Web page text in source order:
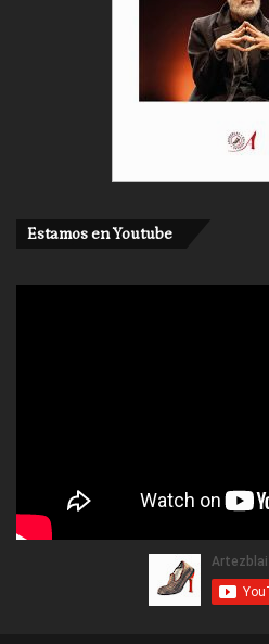
Estamos en Youtube